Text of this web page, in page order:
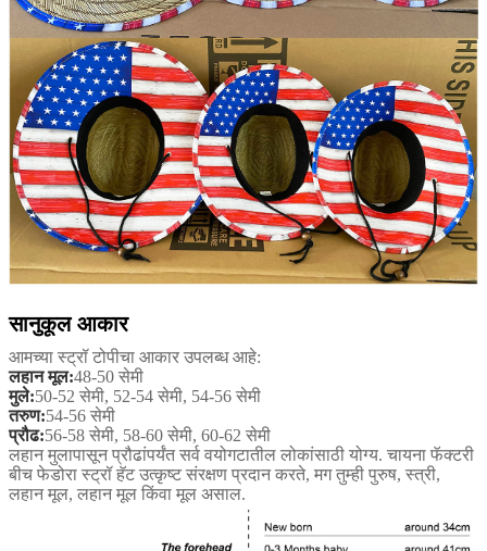
सानुकूल आकार
आमच्या स्ट्रॉ टोपीचा आकार उपलब्ध आहे:
लहान मूल:48-50 सेमी
मुले:50-52 सेमी, 52-54 सेमी, 54-56 सेमी
तरुण:54-56 सेमी
प्रौढ:56-58 सेमी, 58-60 सेमी, 60-62 सेमी
लहान मुलापासून प्रौढांपर्यंत सर्व वयोगटातील लोकांसाठी योग्य. चायना फॅक्टरी
बीच फेडोरा स्ट्रॉ हॅट उत्कृष्ट संरक्षण प्रदान करते, मग तुम्ही पुरुष, स्त्री,
लहान मूल, लहान मूल किंवा मूल असाल.